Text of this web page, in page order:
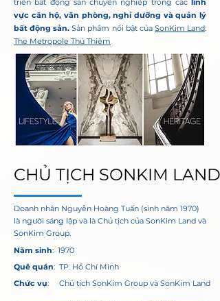
triển bất động sản chuyên nghiệp trong cáclĩnh
vực căn hộ, văn phòng, nghỉ dưỡng và quản lý
bất động sản.Sản phầm nổi bật của SonKim Land:
The Metropole Thủ Thiêm
CHỦ TỊCH SONKIM LAND
CHỦ TỊCH SONKIM LAND
Doanh nhân Nguyễn Hoàng Tuấn (sinh năm 1970)
là người sáng lập và là Chủ tịch của SonKim Land và
SonKim Group.
Năm sinh: 1970
Quê quán: TP. Hồ Chí Minh
Chức vụ: Chủ tịch SonKim Group và SonKim Land